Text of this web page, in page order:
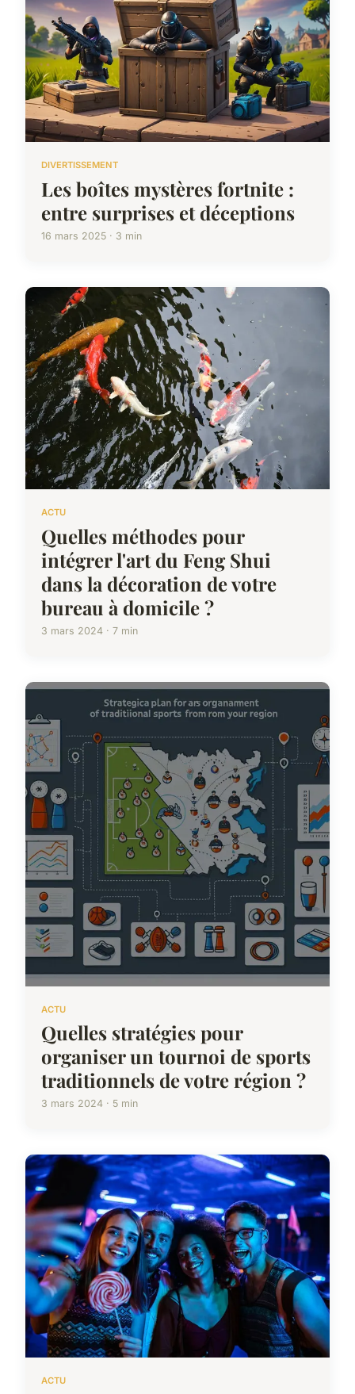
DIVERTISSEMENT
Les boîtes mystères fortnite :
entre surprises et déceptions
16 mars 2025 · 3 min
ACTU
Quelles méthodes pour
intégrer l'art du Feng Shui
dans la décoration de votre
bureau à domicile ?
3 mars 2024 · 7 min
ACTU
Quelles stratégies pour
organiser un tournoi de sports
traditionnels de votre région ?
3 mars 2024 · 5 min
ACTU